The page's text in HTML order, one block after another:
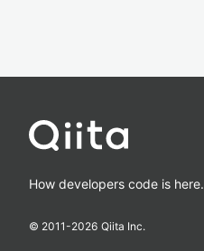
How developers code is here.
© 2011-2026 Qiita Inc.